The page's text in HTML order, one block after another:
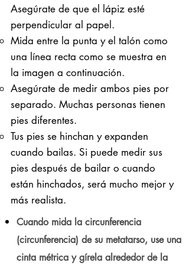
Asegúrate de que el lápiz esté
perpendicular al papel.
Mida entre la punta y el talón como
una línea recta como se muestra en
la imagen a continuación.
Asegúrate de medir ambos pies por
separado. Muchas personas tienen
pies diferentes.
Tus pies se hinchan y expanden
cuando bailas. Si puede medir sus
pies después de bailar o cuando
están hinchados, será mucho mejor y
más realista.
Cuando mida la circunferencia
(circunferencia) de su metatarso, use una
cinta métrica y gírela alrededor de la